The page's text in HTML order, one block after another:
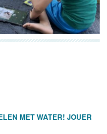
MET WATER! JOUER